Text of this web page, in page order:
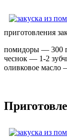
приготовления
помидоры — 300
чеснок — 1-2
оливковое масло